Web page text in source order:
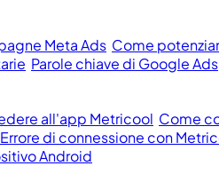
Meta Ads Come
Parole chiave di Google Ads
all'app Metricool Come
Errore di connessione con
Android